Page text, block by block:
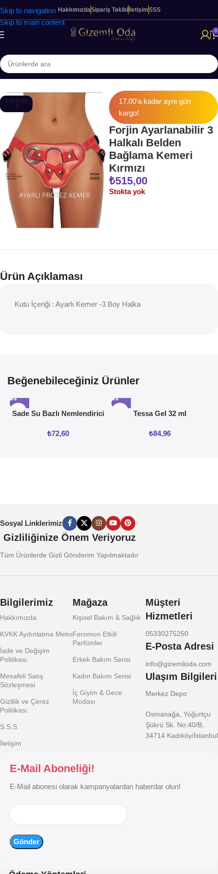
Skip to navigation
Skip to main content
HakkımızdaSipariş Takibi İletişimSSS
0
Ana Sayfa KADINLARA ÖZEL ÜRÜNLER Belden Bağlamalılar
SOLD OU
T
17.00'a kadar aynı gün
kargo!
Forjin Ayarlanabilir 3
Halkalı Belden
Bağlama Kemeri
Kırmızı
₺515,00
Stokta yok
Ürün Açıklaması
Kutu İçeriği : Ayarlı Kemer -3 Boy Halka
Beğenebileceğiniz Ürünler
Sade Su Bazlı Nemlendirici
₺72,60
Tessa Gel 32 ml
₺84,96
Sosyal Linklerimiz
Gizliliğinize Önem Veriyoruz
Tüm Ürünlerde Gizli Gönderim Yapılmaktadır
Bilgilerimiz
Hakkımızda
KVKK Aydınlatma Metni
İade ve Değişim
Politikası
Mesafeli Satış
Sözleşmesi
Gizlilik ve Çerez
Politikası
S.S.S
İletişim
Mağaza
Kişisel Bakım & Sağlık
Feromon Etkili
Parfümler
Erkek Bakım Serisi
Kadın Bakım Serisi
İç Giyim & Gece
Modası
Müşteri
Hizmetleri
05330275250
E-Posta Adresi
info@gizemlioda.com
Ulaşım Bilgileri
Merkez Depo
Osmanağa, Yoğurtçu
Şükrü Sk. No:40/B,
34714 Kadıköy/İstanbul
E-Mail Aboneliği!
E-Mail abonesi olarak kampanyalardan haberdar olun!